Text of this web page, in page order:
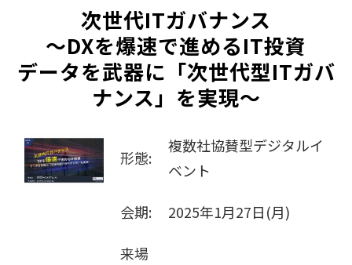
私たちについて
サービスガイド/お役立ち資料
課題/ターゲット別で探す
導入事例
次世代ITガバナンス
～DXを爆速で進めるIT投資
データを武器に「次世代型ITガバ
ナンス」を実現～
形態:
複数社協賛型デジタルイ
ベント
会期: 2025年1月27日(月)
来場